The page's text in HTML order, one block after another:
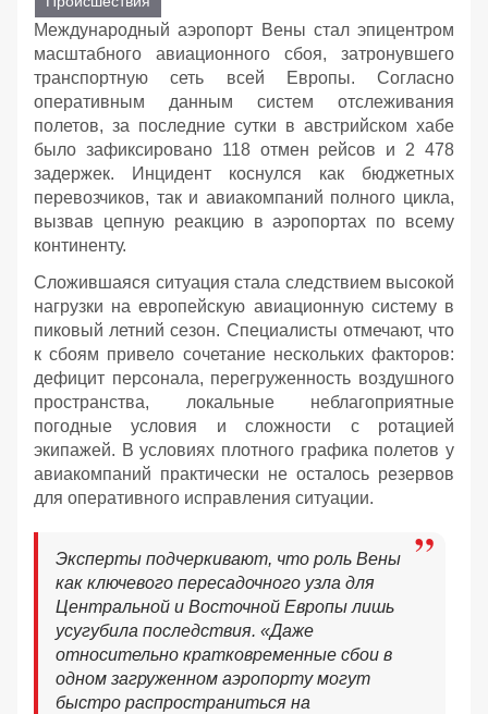
Международный аэропорт Вены стал эпицентром
масштабного авиационного сбоя, затронувшего
транспортную сеть всей Европы. Согласно
оперативным данным систем отслеживания
полетов, за последние сутки в австрийском хабе
было зафиксировано 118 отмен рейсов и 2 478
задержек. Инцидент коснулся как бюджетных
перевозчиков, так и авиакомпаний полного цикла,
вызвав цепную реакцию в аэропортах по всему
континенту.
Сложившаяся ситуация стала следствием высокой
нагрузки на европейскую авиационную систему в
пиковый летний сезон. Специалисты отмечают, что
к сбоям привело сочетание нескольких факторов:
дефицит персонала, перегруженность воздушного
пространства, локальные неблагоприятные
погодные условия и сложности с ротацией
экипажей. В условиях плотного графика полетов у
авиакомпаний практически не осталось резервов
для оперативного исправления ситуации.
Эксперты подчеркивают, что роль Вены
как ключевого пересадочного узла для
Центральной и Восточной Европы лишь
усугубила последствия. «Даже
относительно кратковременные сбои в
одном загруженном аэропорту могут
быстро распространиться на